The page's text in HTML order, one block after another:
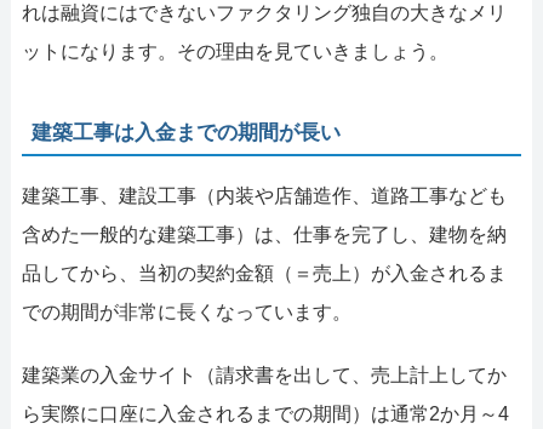
れは融資にはできないファクタリング独自の大きなメリ
ットになります。その理由を見ていきましょう。
建築工事は入金までの期間が長い
建築工事、建設工事（内装や店舗造作、道路工事なども
含めた一般的な建築工事）は、仕事を完了し、建物を納
品してから、当初の契約金額（＝売上）が入金されるま
での期間が非常に長くなっています。
建築業の入金サイト（請求書を出して、売上計上してか
ら実際に口座に入金されるまでの期間）は通常2か月～4